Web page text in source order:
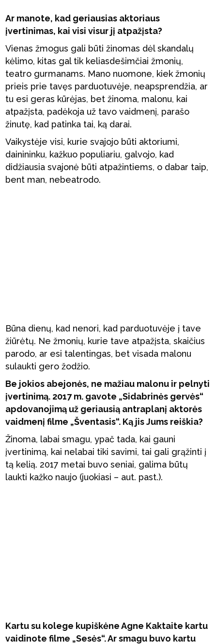
Ar manote, kad geriausias aktoriaus
įvertinimas, kai visi visur jį atpažįsta?
Vienas žmogus gali būti žinomas dėl skandalų
kėlimo, kitas gal tik keliasdešimčiai žmonių,
teatro gurmanams. Mano nuomone, kiek žmonių
prieis prie tavęs parduotuvėje, neapsprendžia, ar
tu esi geras kūrėjas, bet žinoma, malonu, kai
atpažįsta, padėkoja už tavo vaidmenį, parašo
žinutę, kad patinka tai, ką darai.
Vaikystėje visi, kurie svajojo būti aktoriumi,
dainininku, kažkuo populiariu, galvojo, kad
didžiausia svajonė būti atpažintiems, o dabar taip,
bent man, nebeatrodo.
Būna dienų, kad nenori, kad parduotuvėje į tave
žiūrėtų. Ne žmonių, kurie tave atpažįsta, skaičius
parodo, ar esi talentingas, bet visada malonu
sulaukti gero žodžio.
Be jokios abejonės, ne mažiau malonu ir pelnyti
įvertinimą. 2017 m. gavote „Sidabrinės gervės“
apdovanojimą už geriausią antraplanį aktorės
vaidmenį filme „Šventasis“. Ką jis Jums reiškia?
Žinoma, labai smagu, ypač tada, kai gauni
įvertinimą, kai nelabai tiki savimi, tai gali grąžinti į
tą kelią. 2017 metai buvo seniai, galima būtų
laukti kažko naujo (juokiasi – aut. past.).
Kartu su kolege kupiškėne Agne Kaktaite kartu
vaidinote filme „Sesės“. Ar smagu buvo kartu